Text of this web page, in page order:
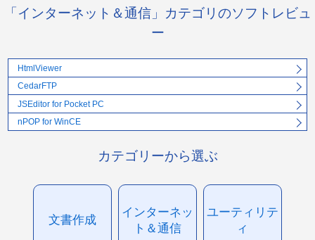
「インターネット＆通信」カテゴリのソフトレビュ
ー
HtmlViewer
CedarFTP
JSEditor for Pocket PC
nPOP for WinCE
カテゴリーから選ぶ
文書作成
インターネッ
ト＆通信
ユーティリテ
ィ